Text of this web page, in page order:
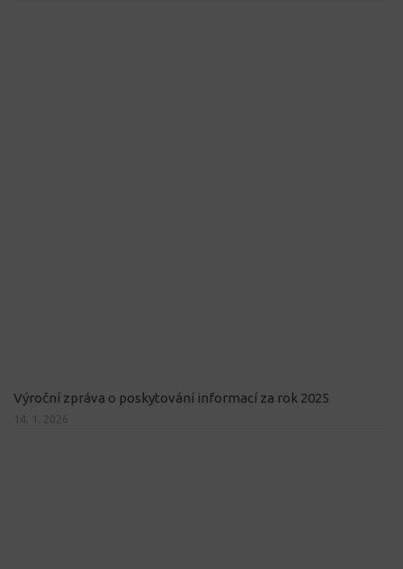
Výroční zpráva o poskytování informací za rok 2025
14. 1. 2026